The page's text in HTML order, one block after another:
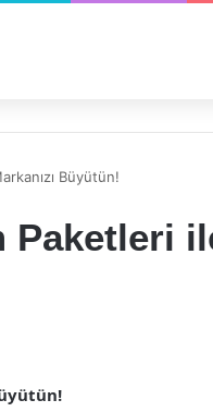
Büyütün!
Paketleri